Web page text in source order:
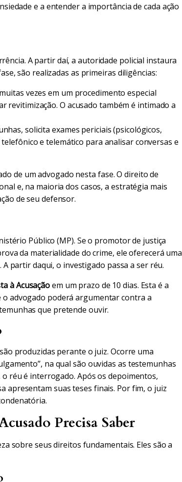
e a entender a importância de cada ação
A partir daí, a autoridade policial instaura
são realizadas as primeiras diligências:
vezes em um procedimento especial
revitimização. O acusado também é intimado a
solicita exames periciais (psicológicos,
e telemático para analisar conversas e
de um advogado nesta fase. O direito de
e, na maioria dos casos, a estratégia mais
de seu defensor.
Público (MP). Se o promotor de justiça
da materialidade do crime, ele oferecerá uma
partir daqui, o investigado passa a ser réu.
à Acusaçãoem um prazo de 10 dias. Esta é a
advogado poderá argumentar contra a
que pretende ouvir.
produzidas perante o juiz. Ocorre uma
na qual são ouvidas as testemunhas
réu é interrogado. Após os depoimentos,
apresentam suas teses finais. Por fim, o juiz
Precisa Saber
sobre seus direitos fundamentais. Eles são a